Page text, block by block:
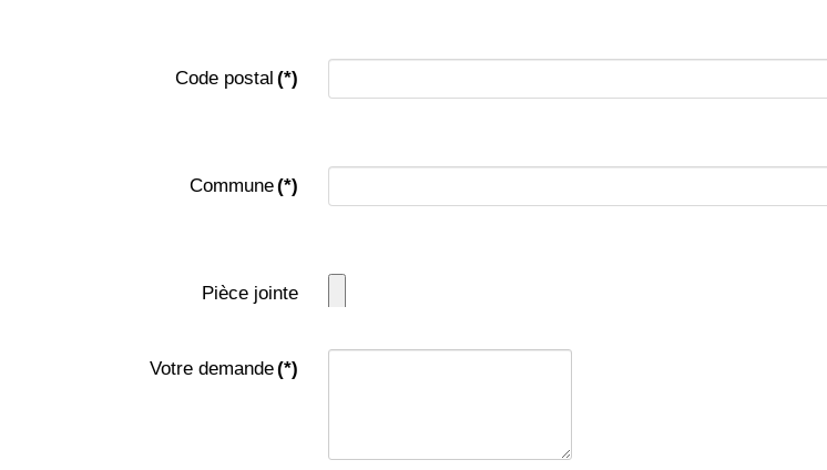
Code postal (*)
Commune(*)
Pièce jointe
Votre demande(*)